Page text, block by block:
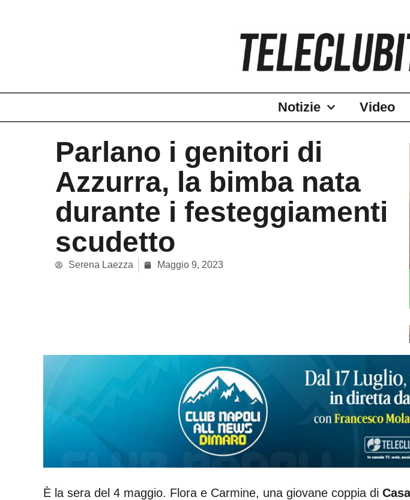
Notizie Video
Parlano i genitori di
Azzurra, la bimba nata
durante i festeggiamenti
scudetto
Serena Laezza Maggio 9, 2023
È la sera del 4 maggio. Flora e Carmine, una giovane coppia di